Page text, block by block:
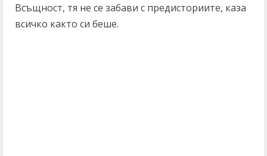
Всъщност, тя не се забави с предисториите, каза
всичко както си беше.